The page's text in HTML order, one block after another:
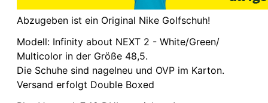
Abzugeben ist ein Original Nike Golfschuh!
Modell: Infinity about NEXT 2 - White/Green/
Multicolor in der Größe 48,5.
Die Schuhe sind nagelneu und OVP im Karton.
Versand erfolgt Double Boxed